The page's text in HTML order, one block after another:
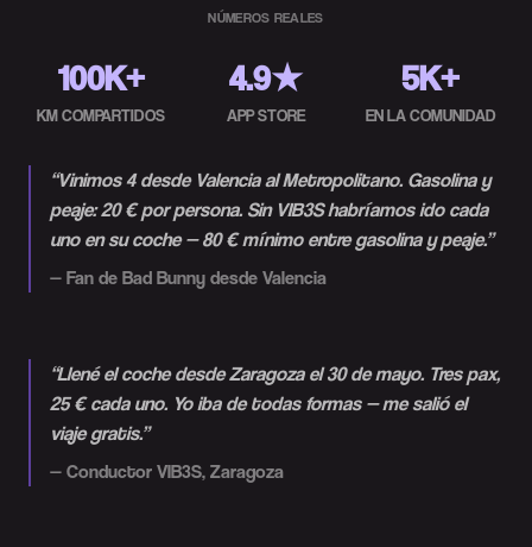
NÚMEROS REALES
100K+
KM COMPARTIDOS
4.9★
APP STORE
5K+
EN LA COMUNIDAD
“Vinimos 4 desde Valencia al Metropolitano. Gasolina y
peaje: 20 € por persona. Sin VIB3S habríamos ido cada
uno en su coche — 80 € mínimo entre gasolina y peaje.”
— Fan de Bad Bunny desde Valencia
“Llené el coche desde Zaragoza el 30 de mayo. Tres pax,
25 € cada uno. Yo iba de todas formas — me salió el
viaje gratis.”
— Conductor VIB3S, Zaragoza